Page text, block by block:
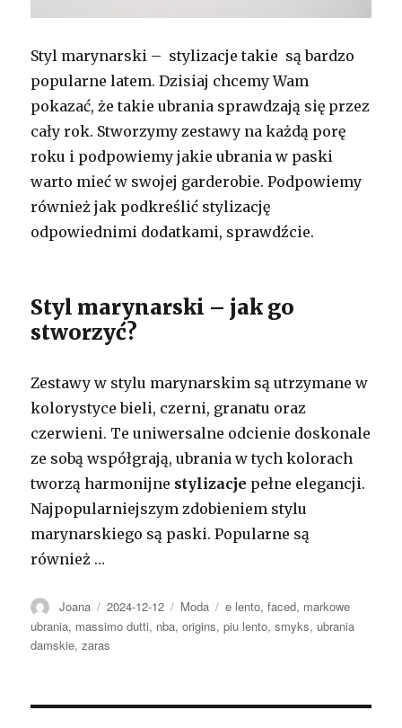
Styl marynarski – stylizacje takie są bardzo
popularne latem. Dzisiaj chcemy Wam
pokazać, że takie ubrania sprawdzają się przez
cały rok. Stworzymy zestawy na każdą porę
roku i podpowiemy jakie ubrania w paski
warto mieć w swojej garderobie. Podpowiemy
również jak podkreślić stylizację
odpowiednimi dodatkami, sprawdźcie.
Styl marynarski – jak go
stworzyć?
Zestawy w stylu marynarskim są utrzymane w
kolorystyce bieli, czerni, granatu oraz
czerwieni. Te uniwersalne odcienie doskonale
ze sobą współgrają, ubrania w tych kolorach
tworzą harmonijne stylizacje pełne elegancji.
Najpopularniejszym zdobieniem stylu
marynarskiego są paski. Popularne są
również …
Autor
Joana Opublikowano
2024-12-12 Kategorie
Moda Tagi
e lento,faced, markowe
ubrania, massimo dutti, nba,origins,piu lento,smyks, ubrania
damskie,zaras